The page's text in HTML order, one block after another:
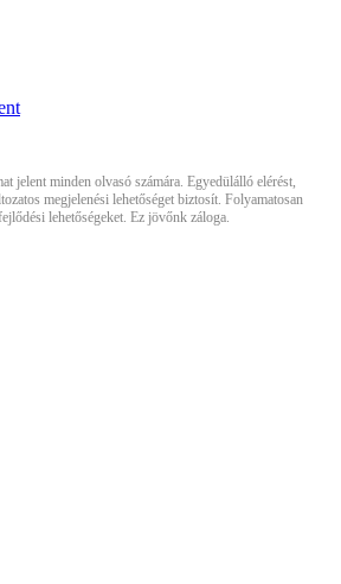
jelent minden olvasó számára. Egyedülálló elérést,
megjelenési lehetőséget biztosít. Folyamatosan
lehetőségeket. Ez jövőnk záloga.